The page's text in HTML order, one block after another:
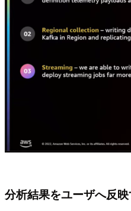
分析結果をユーザへ反